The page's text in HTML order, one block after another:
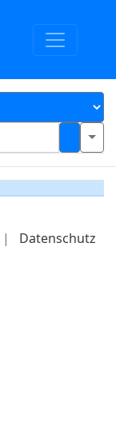
| Datenschutz